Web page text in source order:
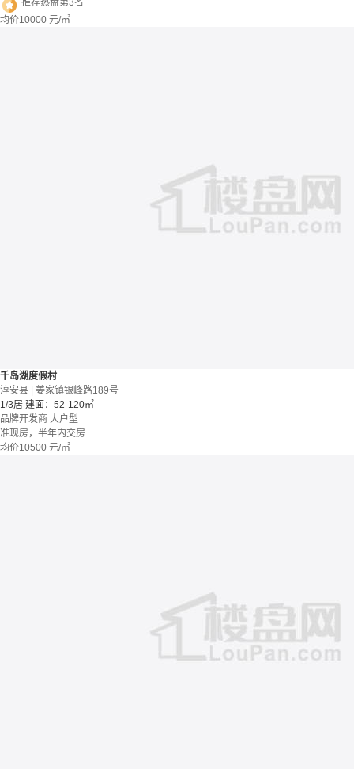
推荐热盘第3名
均价10000 元/㎡
千岛湖度假村
淳安县 | 姜家镇银峰路189号
1/3居 建面：52-120㎡
品牌开发商 大户型
准现房，半年内交房
均价10500 元/㎡